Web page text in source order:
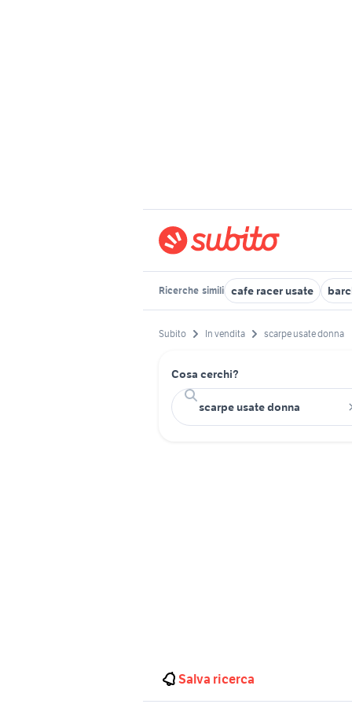
Ricerche simili cafe racer usate
Subito In vendita scarpe usate donna
Cosa cerchi?
Salva ricerca